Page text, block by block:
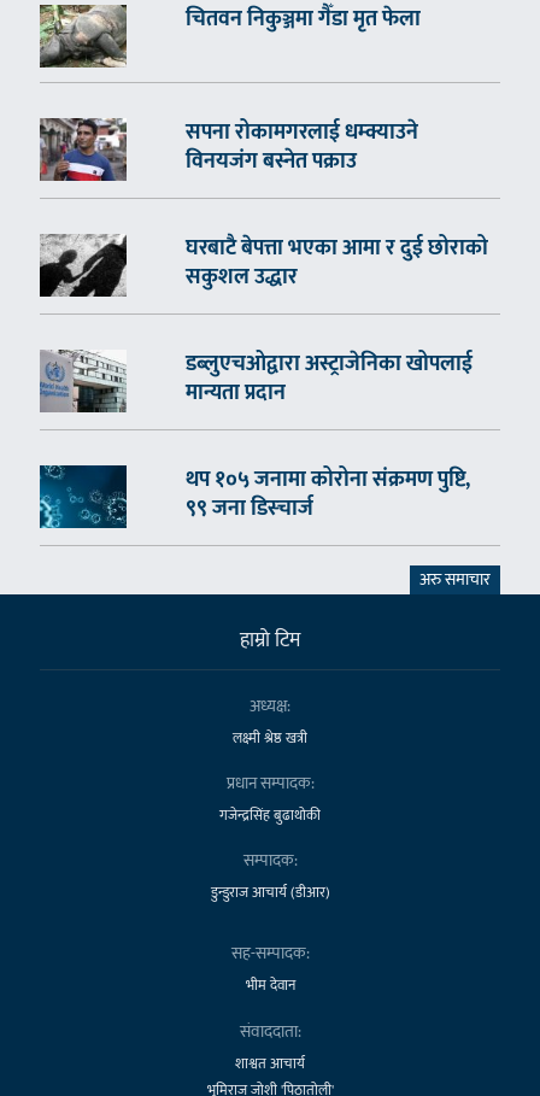
चितवन निकुञ्जमा गैँडा मृत फेला
सपना रोकामगरलाई धम्क्याउने
विनयजंग बस्नेत पक्राउ
घरबाटै बेपत्ता भएका आमा र दुई छोराको
सकुशल उद्धार
डब्लुएचओद्वारा अस्ट्राजेनिका खोपलाई
मान्यता प्रदान
थप १०५ जनामा कोरोना संक्रमण पुष्टि,
९९ जना डिस्चार्ज
अरु समाचार
हाम्राे टिम
अध्यक्ष:
लक्ष्मी श्रेष्ठ खत्री
प्रधान सम्पादक:
गजेन्द्रसिंह बुढाथोकी
सम्पादक:
डुन्डुराज आचार्य (डीआर)
सह-सम्पादक:
भीम देवान
संवाददाता:
शाश्वत आचार्य
भूमिराज जोशी 'पिठातोली'